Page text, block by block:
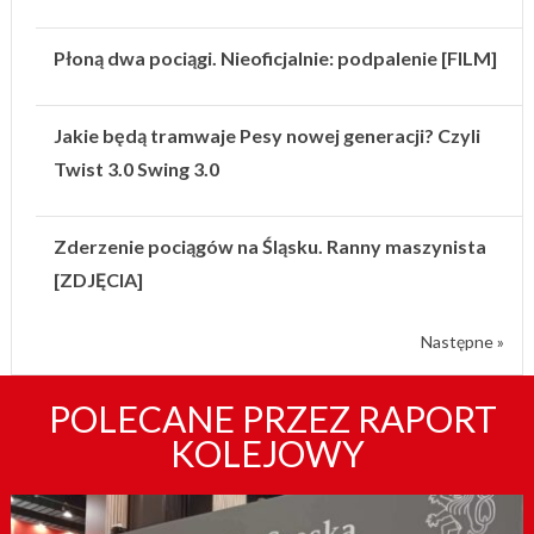
Płoną dwa pociągi. Nieoficjalnie: podpalenie [FILM]
Jakie będą tramwaje Pesy nowej generacji? Czyli
Twist 3.0 Swing 3.0
Zderzenie pociągów na Śląsku. Ranny maszynista
[ZDJĘCIA]
Następne »
POLECANE PRZEZ RAPORT
KOLEJOWY